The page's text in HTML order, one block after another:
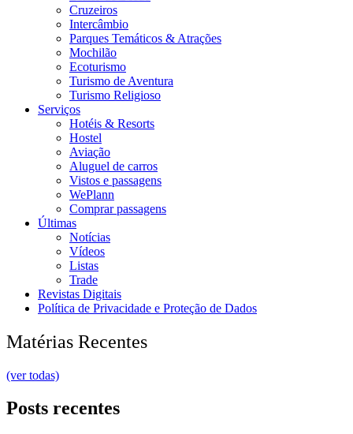
Cruzeiros
Intercâmbio
Parques Temáticos & Atrações
Mochilão
Ecoturismo
Turismo de Aventura
Turismo Religioso
Serviços
Hotéis & Resorts
Hostel
Aviação
Aluguel de carros
Vistos e passagens
WePlann
Comprar passagens
Últimas
Notícias
Vídeos
Listas
Trade
Revistas Digitais
Política de Privacidade e Proteção de Dados
Matérias Recentes
(ver todas)
Posts recentes